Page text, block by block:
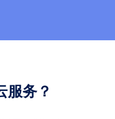
服务？